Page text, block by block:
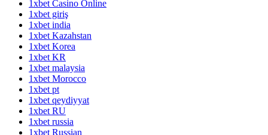
1xbet Casino Online
1xbet giriş
1xbet india
1xbet Kazahstan
1xbet Korea
1xbet KR
1xbet malaysia
1xbet Morocco
1xbet pt
1xbet qeydiyyat
1xbet RU
1xbet russia
1xbet Russian